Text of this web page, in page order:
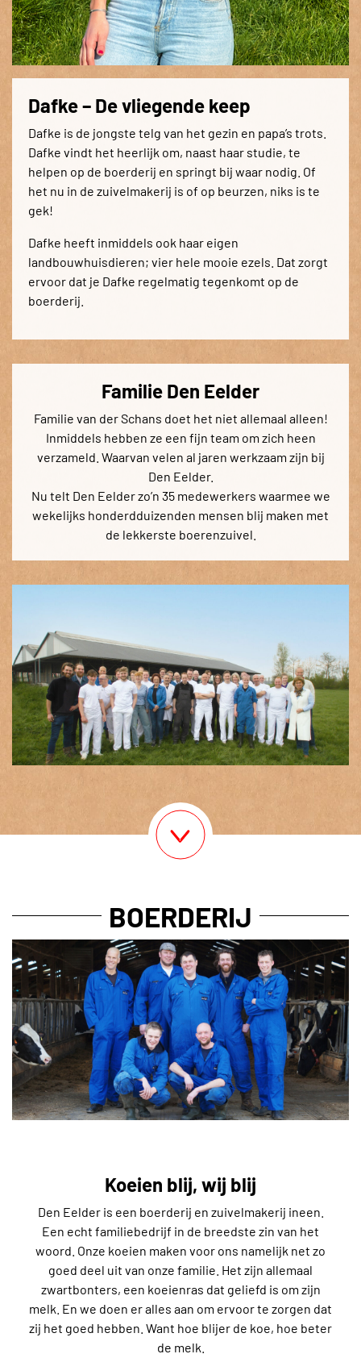
Dafke – De vliegende keep
Dafke is de jongste telg van het gezin en papa’s trots.
Dafke vindt het heerlijk om, naast haar studie, te
helpen op de boerderij en springt bij waar nodig. Of
het nu in de zuivelmakerij is of op beurzen, niks is te
gek!
Dafke heeft inmiddels ook haar eigen
landbouwhuisdieren; vier hele mooie ezels. Dat zorgt
ervoor dat je Dafke regelmatig tegenkomt op de
boerderij.
Familie Den Eelder
Familie van der Schans doet het niet allemaal alleen!
Inmiddels hebben ze een fijn team om zich heen
verzameld. Waarvan velen al jaren werkzaam zijn bij
Den Eelder.
Nu telt Den Eelder zo’n 35 medewerkers waarmee we
wekelijks honderdduizenden mensen blij maken met
de lekkerste boerenzuivel.
BOERDERIJ
Koeien blij, wij blij
Den Eelder is een boerderij en zuivelmakerij ineen.
Een echt familiebedrijf in de breedste zin van het
woord. Onze koeien maken voor ons namelijk net zo
goed deel uit van onze familie. Het zijn allemaal
zwartbonters, een koeienras dat geliefd is om zijn
melk. En we doen er alles aan om ervoor te zorgen dat
zij het goed hebben. Want hoe blijer de koe, hoe beter
de melk.